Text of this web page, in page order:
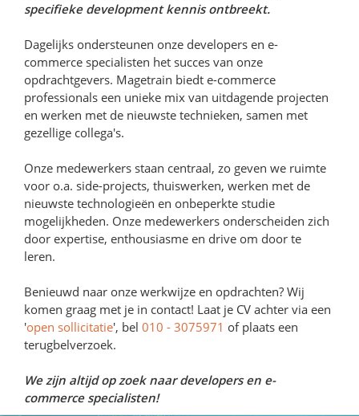
specifieke development kennis ontbreekt.
Dagelijks ondersteunen onze developers en e-
commerce specialisten het succes van onze
opdrachtgevers. Magetrain biedt e-commerce
professionals een unieke mix van uitdagende projecten
en werken met de nieuwste technieken, samen met
gezellige collega's.
Onze medewerkers staan centraal, zo geven we ruimte
voor o.a. side-projects, thuiswerken, werken met de
nieuwste technologieën en onbeperkte studie
mogelijkheden. Onze medewerkers onderscheiden zich
door expertise, enthousiasme en drive om door te
leren.
Benieuwd naar onze werkwijze en opdrachten? Wij
komen graag met je in contact! Laat je CV achter via een
'open sollicitatie', bel 010 - 3075971 of plaats een
terugbelverzoek.
We zijn altijd op zoek naar developers en e-
commerce specialisten!